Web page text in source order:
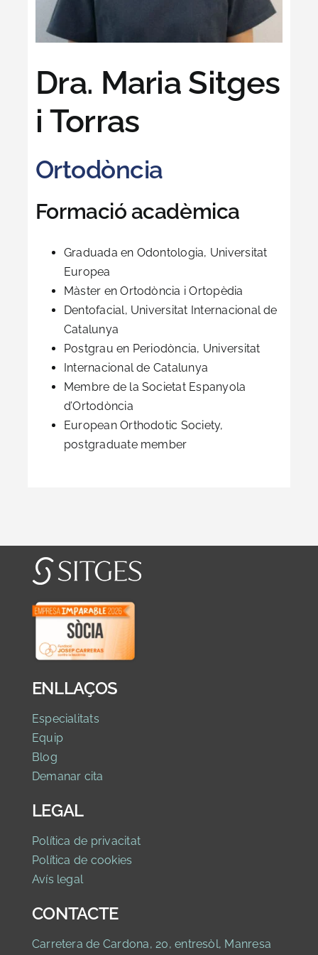
Dra. Maria Sitges
i Torras
Ortodòncia
Formació acadèmica
Graduada en Odontologia, Universitat
Europea
Màster en Ortodòncia i Ortopèdia
Dentofacial, Universitat Internacional de
Catalunya
Postgrau en Periodòncia, Universitat
Internacional de Catalunya
Membre de la Societat Espanyola
d’Ortodòncia
European Orthodotic Society,
postgraduate member
ENLLAÇOS
Especialitats
Equip
Blog
Demanar cita
LEGAL
Política de privacitat
Política de cookies
Avís legal
CONTACTE
Carretera de Cardona, 20, entresòl, Manresa